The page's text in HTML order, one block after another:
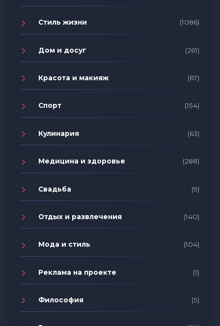
Стиль жизни (1086)
Дом и досуг (261)
Красота и макияж (67)
Спорт (154)
Кулинария (63)
Медицина и здоровье (288)
Свадьба (9)
Отдых и развлечения (140)
Мода и стиль (104)
Реклама на проекте (1)
Философия (5)